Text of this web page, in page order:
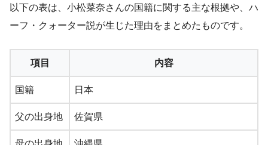
以下の表は、小松菜奈さんの国籍に関する主な根拠や、ハ
ーフ・クォーター説が生じた理由をまとめたものです。
項目 内容
国籍 日本
父の出身地 佐賀県